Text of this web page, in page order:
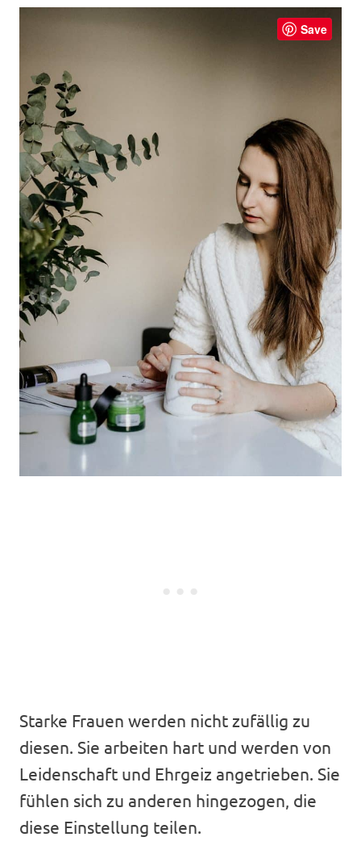
Save
Starke Frauen werden nicht zufällig zu
diesen. Sie arbeiten hart und werden von
Leidenschaft und Ehrgeiz angetrieben. Sie
fühlen sich zu anderen hingezogen, die
diese Einstellung teilen.